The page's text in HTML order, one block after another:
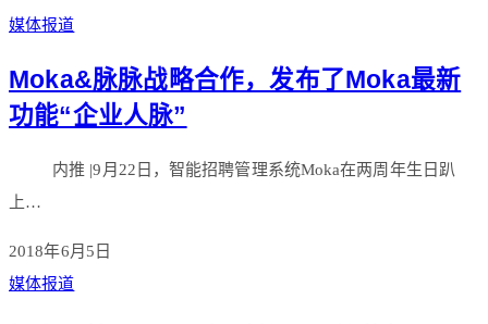
媒体报道
Moka&脉脉战略合作，发布了Moka最新
功能“企业人脉”
内推 |9月22日，智能招聘管理系统Moka在两周年生日趴
上…
2018年6月5日
媒体报道